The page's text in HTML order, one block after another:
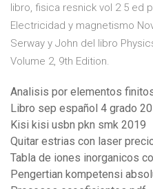
libro, fisica resnick vol 2 5 ed
Electricidad y magnetismo
Serway y John del libro
Volume 2, 9th Edition.
Analisis por elementos
Libro sep español 4 grado
Kisi kisi usbn pkn smk 2019
Quitar estrias con laser
Tabla de iones inorganicos
Pengertian kompetensi